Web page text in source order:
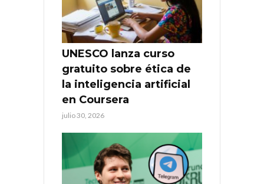
UNESCO lanza curso
gratuito sobre ética de
la inteligencia artificial
en Coursera
julio 30, 2026